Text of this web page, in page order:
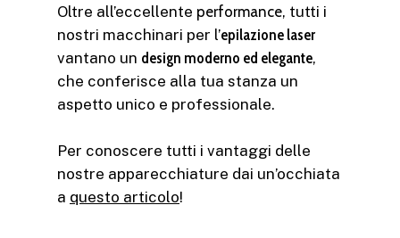
Oltre all’eccellente performance, tutti i
nostri macchinari per l’epilazione laser
vantano un design moderno ed elegante,
che conferisce alla tua stanza un
aspetto unico e professionale.
Per conoscere tutti i vantaggi delle
nostre apparecchiature dai un’occhiata
a questo articolo!